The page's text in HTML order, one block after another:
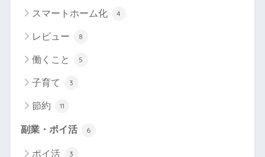
スマートホーム化 4
レビュー 8
働くこと 5
子育て 3
節約 11
副業・ポイ活 6
ポイ活 3